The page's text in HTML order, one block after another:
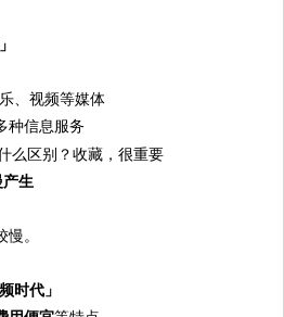
、视频等媒体
种信息服务
生
。
时代」